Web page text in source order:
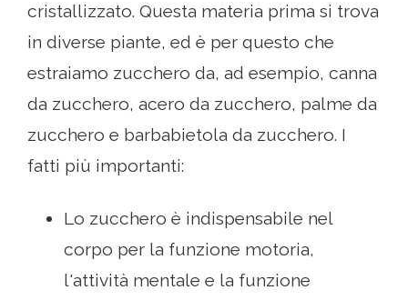
cristallizzato. Questa materia prima si trova
in diverse piante, ed è per questo che
estraiamo zucchero da, ad esempio, canna
da zucchero, acero da zucchero, palme da
zucchero e barbabietola da zucchero. I
fatti più importanti:
Lo zucchero è indispensabile nel
corpo per la funzione motoria,
l'attività mentale e la funzione